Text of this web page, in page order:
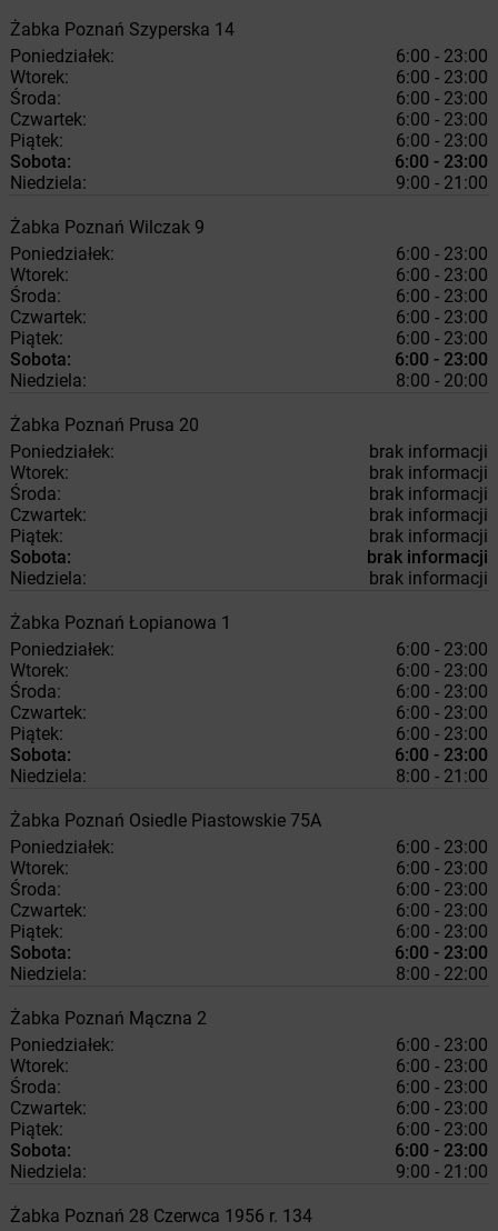
Żabka Poznań Szyperska 14
Poniedziałek:
6:00 - 23:00
Wtorek:
6:00 - 23:00
Środa:
6:00 - 23:00
Czwartek:
6:00 - 23:00
Piątek:
6:00 - 23:00
Sobota:
6:00 - 23:00
Niedziela:
9:00 - 21:00
Żabka Poznań Wilczak 9
Poniedziałek:
6:00 - 23:00
Wtorek:
6:00 - 23:00
Środa:
6:00 - 23:00
Czwartek:
6:00 - 23:00
Piątek:
6:00 - 23:00
Sobota:
6:00 - 23:00
Niedziela:
8:00 - 20:00
Żabka Poznań Prusa 20
Poniedziałek:
brak informacji
Wtorek:
brak informacji
Środa:
brak informacji
Czwartek:
brak informacji
Piątek:
brak informacji
Sobota:
brak informacji
Niedziela:
brak informacji
Żabka Poznań Łopianowa 1
Poniedziałek:
6:00 - 23:00
Wtorek:
6:00 - 23:00
Środa:
6:00 - 23:00
Czwartek:
6:00 - 23:00
Piątek:
6:00 - 23:00
Sobota:
6:00 - 23:00
Niedziela:
8:00 - 21:00
Żabka Poznań Osiedle Piastowskie 75A
Poniedziałek:
6:00 - 23:00
Wtorek:
6:00 - 23:00
Środa:
6:00 - 23:00
Czwartek:
6:00 - 23:00
Piątek:
6:00 - 23:00
Sobota:
6:00 - 23:00
Niedziela:
8:00 - 22:00
Żabka Poznań Mączna 2
Poniedziałek:
6:00 - 23:00
Wtorek:
6:00 - 23:00
Środa:
6:00 - 23:00
Czwartek:
6:00 - 23:00
Piątek:
6:00 - 23:00
Sobota:
6:00 - 23:00
Niedziela:
9:00 - 21:00
Żabka Poznań 28 Czerwca 1956 r. 134